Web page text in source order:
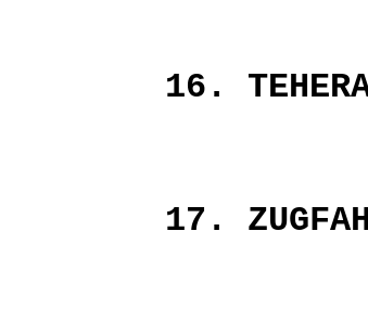
16.
17.